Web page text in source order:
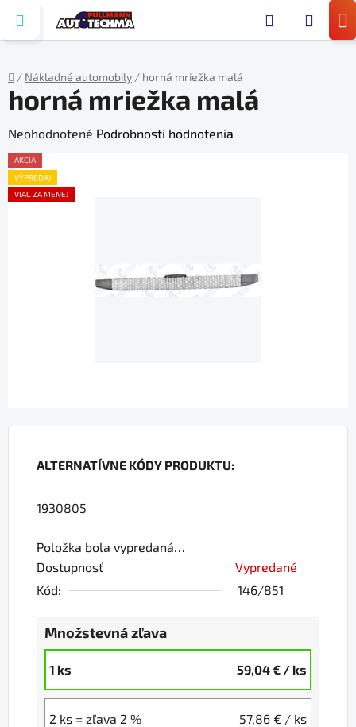
obsah
Domov
/ Nákladné automobily / horná mriežka malá
ALTERNATÍVNE KÓDY PRODUKTU:
1930805
Položka bola vypredaná…
Dostupnosť
Vypredané
Kód:
146/851
Množstevná zľava
1 ks 59,04 € / ks
2 ks = zľava 2 % 57,86 € / ks
horná mriežka malá
Priemerné
hodnotenie
produktu
je
Neohodnotené Podrobnosti hodnotenia
AKCIA
VÝPREDAJ
VIAC ZA MENEJ